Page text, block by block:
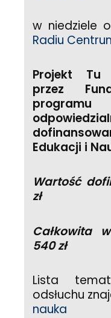
w niedziele
Radiu
Projekt Tu
przez
Edukacji i
Wartość
zł
Całkowita
540 zł
Lista
odsłuchu
nauka